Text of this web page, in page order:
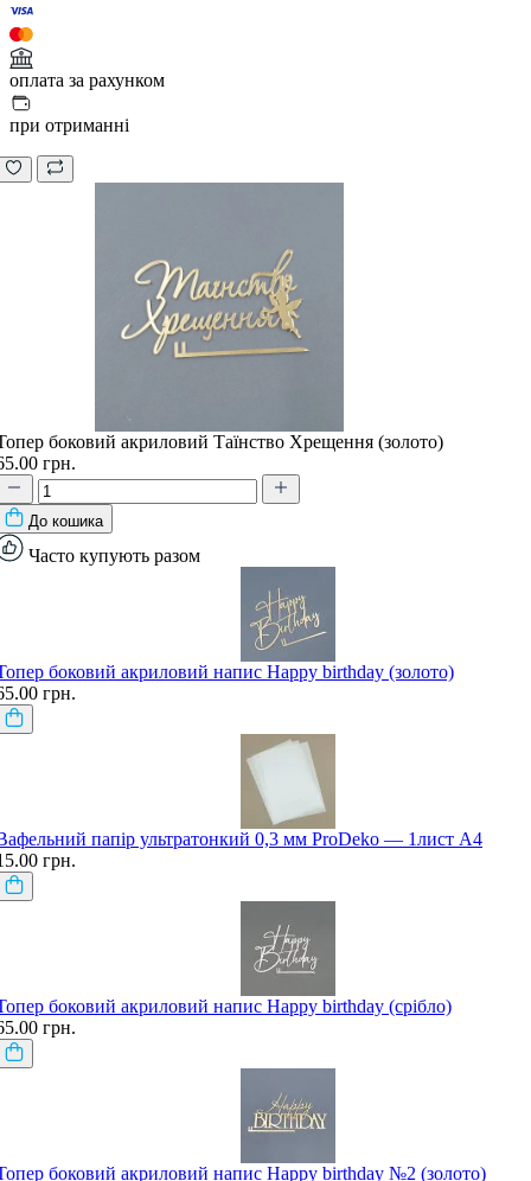
оплата за рахунком
при отриманні
боковий акриловий Таїнство Хрещення (золото)
грн.
До кошика
Часто купують разом
боковий акриловий напис Happy birthday (золото)
грн.
папір ультратонкий 0,3 мм ProDeko — 1лист А4
грн.
боковий акриловий напис Happy birthday (срібло)
грн.
боковий акриловий напис Happy birthday №2 (золото)